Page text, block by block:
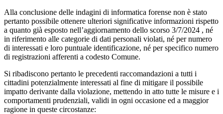
Alla conclusione delle indagini di informatica forense non è stato
pertanto possibile ottenere ulteriori significative informazioni rispetto
a quanto già esposto nell’aggiornamento dello scorso 3/7/2024 , né
in riferimento alle categorie di dati personali violati, né per numero
di interessati e loro puntuale identificazione, né per specifico numero
di registrazioni afferenti a codesto Comune.
Si ribadiscono pertanto le precedenti raccomandazioni a tutti i
cittadini potenzialmente interessati al fine di mitigare il possibile
impatto derivante dalla violazione, mettendo in atto tutte le misure e i
comportamenti prudenziali, validi in ogni occasione ed a maggior
ragione in queste circostanze: